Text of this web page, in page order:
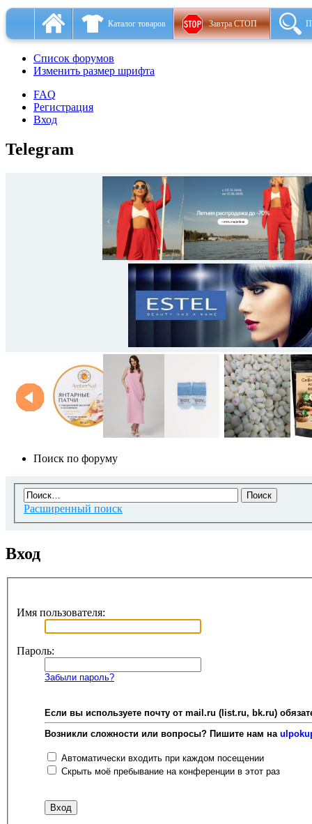
Каталог товаров Завтра СТОП
Список форумов
Изменить размер шрифта
FAQ
Регистрация
Вход
Telegram
Поиск по форуму
Расширенный поиск
Вход
Имя пользователя:
Пароль:
Забыли пароль?
Если вы используете почту от mail.ru (list.ru, bk.ru)
Возникли сложности или вопросы? Пишите нам на
Автоматически входить при каждом посещении
Скрыть моё пребывание на конференции в этот раз